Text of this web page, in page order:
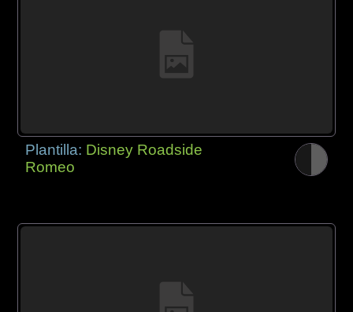
Plantilla: Disney Roadside
Romeo